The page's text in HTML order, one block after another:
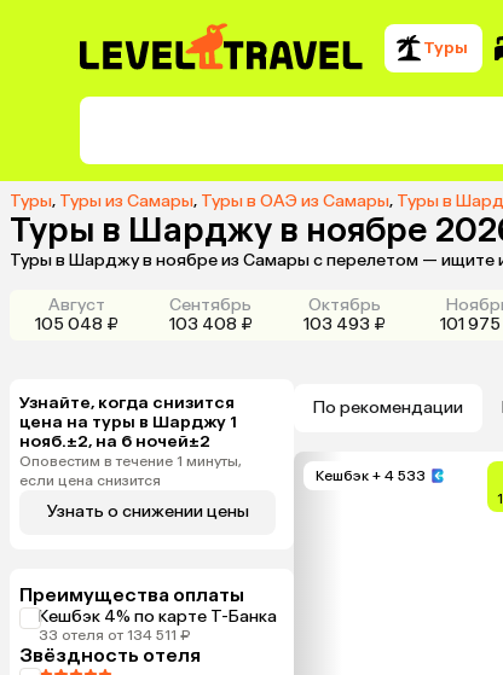
Туры
Туры, Туры из Самары, Туры в ОАЭ из Самары, Туры в
Туры в Шарджу в ноябре
Туры в Шарджу в ноябре из Самары с перелетом — ищите
Август
105 048 ₽
Сентябрь
103 408 ₽
Октябрь
103 493 ₽
101
Узнайте, когда снизится
цена на туры в Шарджу 1
нояб.±2, на 6 ночей±2
Оповестим в течение 1 минуты,
если цена снизится
Узнать о снижении цены
Преимущества оплаты
Кешбэк 4% по карте Т-Банка
33 отеля от 134 511 ₽
Звёздность отеля
По рекомендации
Кешбэк + 4 533